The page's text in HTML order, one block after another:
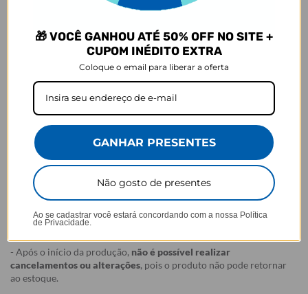
o e-mail cadastrado no site após a emissão da nota fiscal.
de um dos produtos haverá perda do benefício promocional.
- OBS: Recomendamos esta garrafa para crianças acima de 4 anos,
crianças menores podem ter dificuldade para manejar o produto.
Garantia:
Arrependimento
- Os nossos produtos personalizados (estampados ou
customizados com nome/foto) são feitos especialmente para você,
de acordo com a opção escolhida no momento da compra.
- Isso significa que a produção só começa após a confirmação do
pedido, e o item é criado exclusivamente com a estampa
selecionada,
mesmo quando não há customização com nome.
- Por isso, é super importante conferir com atenção todos os
detalhes antes de finalizar a compra, como modelo, estampa e
variações escolhidas.
- Após o início da produção, não é possível realizar
cancelamentos ou alterações, pois o produto não pode retornar
ao estoque.
🎁 VOCÊ GANHOU ATÉ 50% OFF NO SITE +
CUPOM INÉDITO EXTRA
Coloque o email para liberar a oferta
GANHAR PRESENTES
Não gosto de presentes
Ao se cadastrar você estará concordando com a nossa Política
de Privacidade.